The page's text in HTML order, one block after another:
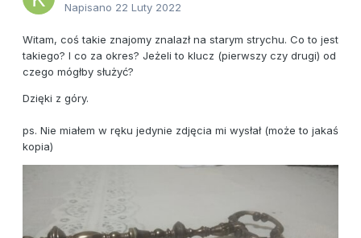
Napisano 22 Luty 2022
Witam, coś takie znajomy znalazł na starym strychu. Co to jest
takiego? I co za okres? Jeżeli to klucz (pierwszy czy drugi) od
czego mógłby służyć?
Dzięki z góry.
ps. Nie miałem w ręku jedynie zdjęcia mi wysłał (może to jakaś
kopia)